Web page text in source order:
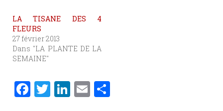
LA TISANE DES 4
FLEURS
27 février 2013
Dans "LA PLANTE DE LA
SEMAINE"
F T Li E